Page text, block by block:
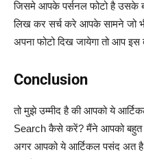
जिसमे आपके पर्सनल फोटो है उसके
लिख कर सर्च करे आपके सामने जो
अपना फोटो दिख जायेगा तो आप
Conclusion
तो मुझे उम्मीद है की आपको ये
Search कैसे करें? मैंने आपको बहुत
अगर आपको ये आर्टिकल पसंद अत